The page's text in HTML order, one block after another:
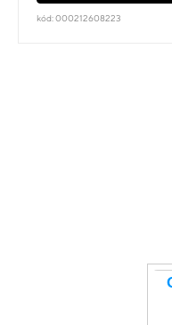
kód: 000212608223